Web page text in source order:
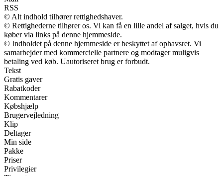
RSS
© Alt indhold tilhører rettighedshaver.
© Rettighederne tilhører os. Vi kan få en lille andel af salget, hvis du
køber via links på denne hjemmeside.
© Indholdet på denne hjemmeside er beskyttet af ophavsret. Vi
samarbejder med kommercielle partnere og modtager muligvis
betaling ved køb. Uautoriseret brug er forbudt.
Tekst
Gratis gaver
Rabatkoder
Kommentarer
Købshjælp
Brugervejledning
Klip
Deltager
Min side
Pakke
Priser
Privilegier